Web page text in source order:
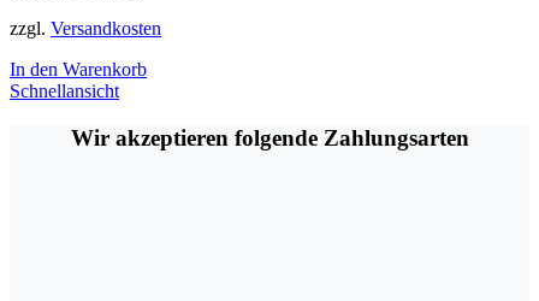
zzgl. Versandkosten
In den Warenkorb
Schnellansicht
Wir akzeptieren folgende Zahlungsarten